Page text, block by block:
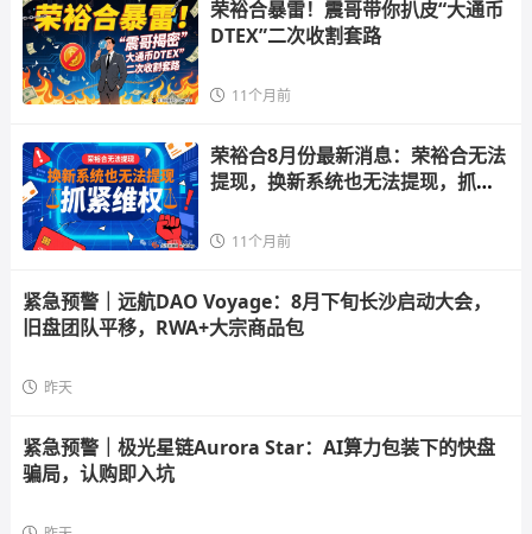
荣裕合暴雷！震哥带你扒皮“大通币
DTEX”二次收割套路
11个月前
荣裕合8月份最新消息：荣裕合无法
提现，换新系统也无法提现，抓紧
11个月前
紧急预警｜远航DAO Voyage：8月下旬长沙启动大会，
旧盘团队平移，RWA+大宗商品包
昨天
紧急预警｜极光星链Aurora Star：AI算力包装下的快盘
骗局，认购即入坑